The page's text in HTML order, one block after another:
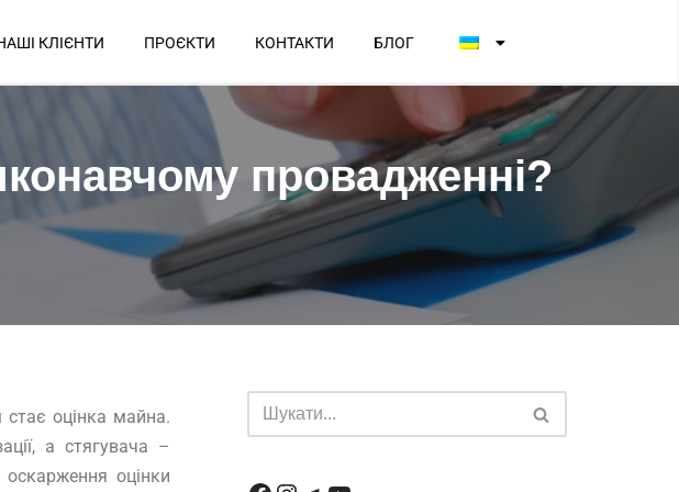
КЛІЄНТИ ПРОЄКТИ КОНТАКТИ БЛОГ
провадженні?
оцінка майна.
а стягувача –
оцінки